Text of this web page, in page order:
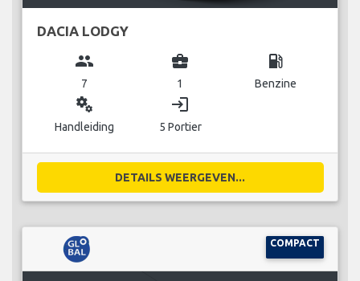
DACIA LODGY
group
7
business_center
1
local_gas_station
Benzine
miscellaneous_services
Handleiding
login
5 Portier
DETAILS WEERGEVEN...
COMPACT